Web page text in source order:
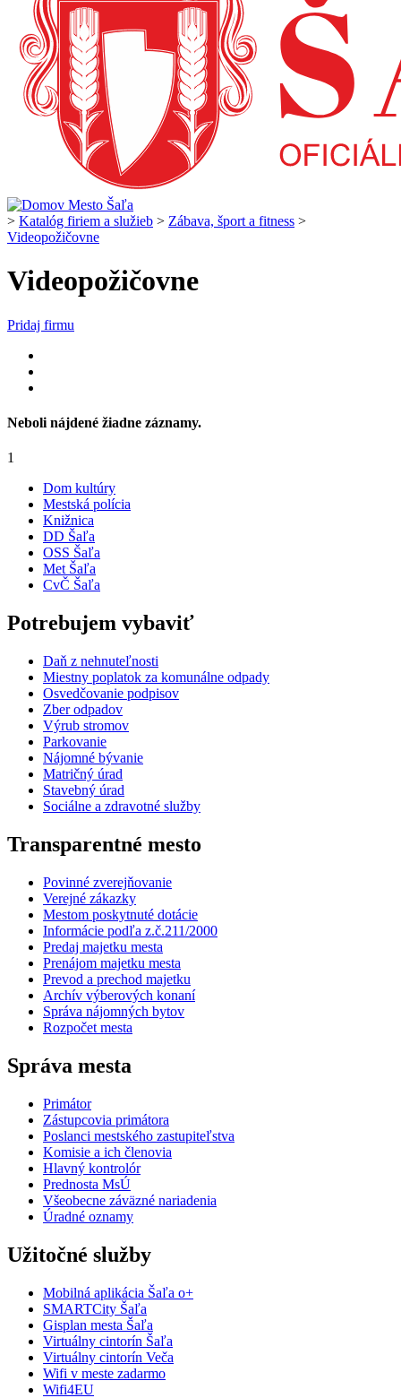
> Katalóg firiem a služieb > Zábava, šport a fitness >
Videopožičovne
Videopožičovne
Pridaj firmu
Neboli nájdené žiadne záznamy.
1
Dom kultúry
Mestská polícia
Knižnica
DD Šaľa
OSS Šaľa
Met Šaľa
CvČ Šaľa
Potrebujem vybaviť
Daň z nehnuteľnosti
Miestny poplatok za komunálne odpady
Osvedčovanie podpisov
Zber odpadov
Výrub stromov
Parkovanie
Nájomné bývanie
Matričný úrad
Stavebný úrad
Sociálne a zdravotné služby
Transparentné mesto
Povinné zverejňovanie
Verejné zákazky
Mestom poskytnuté dotácie
Informácie podľa z.č.211/2000
Predaj majetku mesta
Prenájom majetku mesta
Prevod a prechod majetku
Archív výberových konaní
Správa nájomných bytov
Rozpočet mesta
Správa mesta
Primátor
Zástupcovia primátora
Poslanci mestského zastupiteľstva
Komisie a ich členovia
Hlavný kontrolór
Prednosta MsÚ
Všeobecne záväzné nariadenia
Úradné oznamy
Užitočné služby
Mobilná aplikácia Šaľa o+
SMARTCity Šaľa
Gisplan mesta Šaľa
Virtuálny cintorín Šaľa
Virtuálny cintorín Veča
Wifi v meste zadarmo
Wifi4EU